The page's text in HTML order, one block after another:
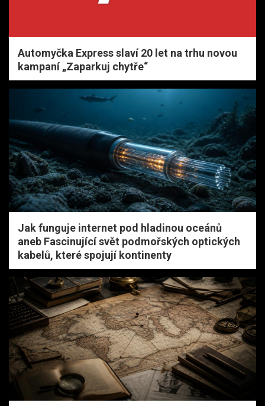
Automyčka Express slaví 20 let na trhu novou
kampaní „Zaparkuj chytře“
Jak funguje internet pod hladinou oceánů
aneb Fascinující svět podmořských optických
kabelů, které spojují kontinenty